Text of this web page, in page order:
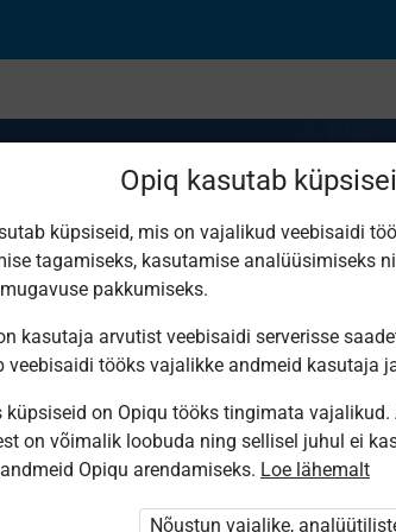
ole Opiqusse sisse logitud.
paketi „Erakasutaja 2024/25”
Opiq kasutab
küpsiseid, mis on vajalikud veebisaidi
tagamiseks, kasutamise analüüsimiseks
pakkumiseks.
kasutaja arvutist veebisaidi serverisse
veebisaidi tööks vajalikke andmeid kasutaja
küpsiseid on Opiqu tööks tingimata
on võimalik loobuda ning sellisel juhul ei
Opiqu arendamiseks. Loe lähemalt
Nõustun vajalike,